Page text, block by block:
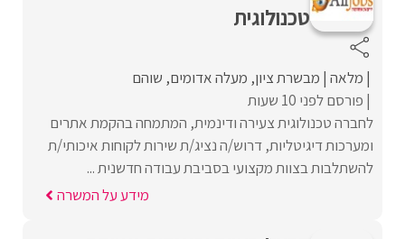
טכנולוגית
מלאה מבשרת ציון מעלה אדומים שוהם
פורסם לפני 10 שעות
לחברה טכנולוגית צעירה ודינמית, המתמחה בהקמת אתרים
ומערכות דיגיטליות, דרוש/ה נציג/ת שירות לקוחות איכותי/ת
להשתלבות בצוות מקצועי בסביבת עבודה חדשנית ...
מידע על המשרה